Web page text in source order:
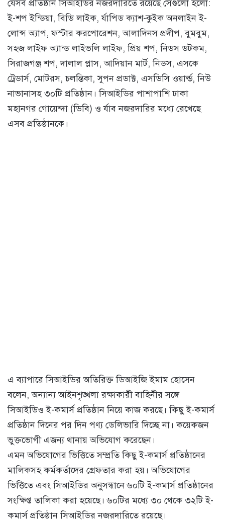
যেসব প্রতিষ্ঠান সিআইডির নজরদারিতে রয়েছে সেগুলো হলো:
ই-শপ ইন্ডিয়া, বিডি লাইক, র্যাপিড ক্যাশ-কুইক অনলাইন ই-
লোন্স অ্যাপ, ফস্টার করপোরেশন, আলাদিনস প্রদীপ, বুমবুম,
সহজ লাইফ অ্যান্ড লাইভলি লাইফ, প্রিয় শপ, নিডস ডটকম,
সিরাজগঞ্জ শপ, দালাল প্লাস, আদিয়ান মার্ট, নিডস, এসকে
ট্রেডার্স, মোটরস, চলন্তিকা, সুপন প্রডাক্ট, এসডিসি ওয়ার্ল্ড, নিউ
নাভানাসহ ৩০টি প্রতিষ্ঠান। সিআইডির পাশাপাশি ঢাকা
মহানগর গোয়েন্দা (ডিবি) ও র্যাব নজরদারির মধ্যে রেখেছে
এসব প্রতিষ্ঠানকে।
এ ব্যাপারে সিআইডির অতিরিক্ত ডিআইজি ইমাম হোসেন
বলেন, অন্যান্য আইনশৃঙ্খলা রক্ষাকারী বাহিনীর সঙ্গে
সিআইডিও ই-কমার্স প্রতিষ্ঠান নিয়ে কাজ করছে। কিছু ই-কমার্স
প্রতিষ্ঠান দিনের পর দিন পণ্য ডেলিভারি দিচ্ছে না। কয়েকজন
ভুক্তভোগী এজন্য থানায় অভিযোগ করেছেন।
এমন অভিযোগের ভিত্তিতে সম্প্রতি কিছু ই-কমার্স প্রতিষ্ঠানের
মালিকসহ কর্মকর্তাদের গ্রেফতার করা হয়। অভিযোগের
ভিত্তিতে এবং সিআইডির অনুসন্ধানে ৬০টি ই-কমার্স প্রতিষ্ঠানের
সংক্ষিপ্ত তালিকা করা হয়েছে। ৬০টির মধ্যে ৩০ থেকে ৩২টি ই-
কমার্স প্রতিষ্ঠান সিআইডির নজরদারিতে রয়েছে।